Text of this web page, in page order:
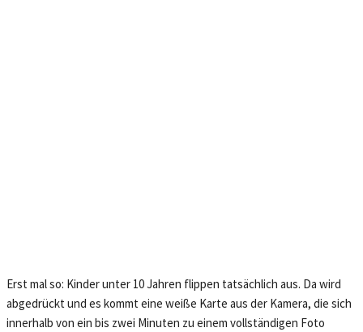
Erst mal so: Kinder unter 10 Jahren flippen tatsächlich aus. Da wird
abgedrückt und es kommt eine weiße Karte aus der Kamera, die sich
innerhalb von ein bis zwei Minuten zu einem vollständigen Foto